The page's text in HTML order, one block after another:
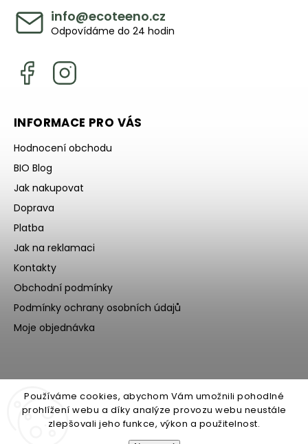
Používáme cookies, abychom Vám umožnili pohodlné
prohlížení webu a díky analýze provozu webu neustále
zlepšovali jeho funkce, výkon a použitelnost.
info@ecoteeno.cz
Odpovídáme do 24 hodin
INFORMACE PRO VÁS
Hodnocení obchodu
BIO Blog
Jak nakupovat
Doprava
Platba
Jak na reklamaci
Kontakty
Obchodní podmínky
Podmínky ochrany osobních údajů
Moje objednávka